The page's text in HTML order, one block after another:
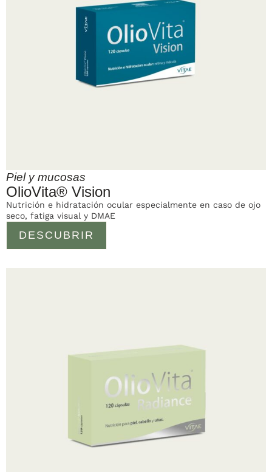
Piel y mucosas
OlioVita® Vision
DESCUBRIR
Nutrición e hidratación ocular especialmente en caso de ojo
seco, fatiga visual y DMAE